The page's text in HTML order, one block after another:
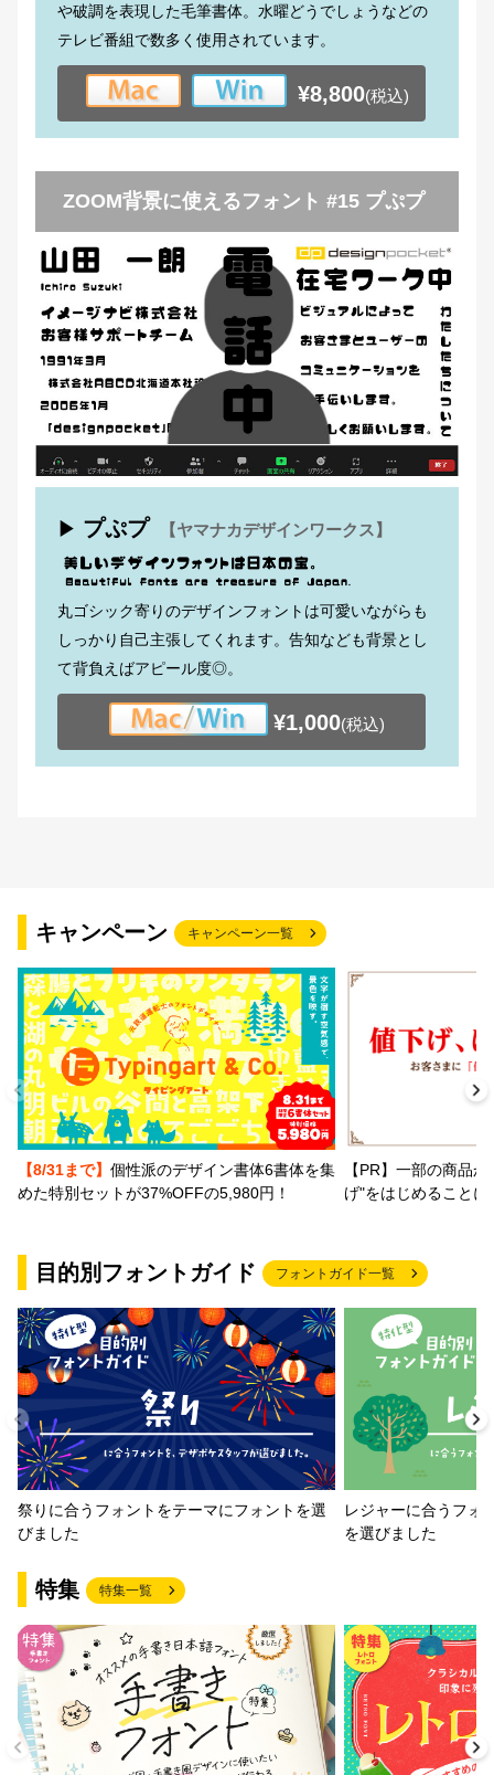
や破調を表現した毛筆書体。水曜どうでしょうなどの
テレビ番組で数多く使用されています。
¥8,800(税込)
ZOOM背景に使えるフォント #15 プぷプ
▶ プぷプ 【ヤマナカデザインワークス】
丸ゴシック寄りのデザインフォントは可愛いながらも
しっかり自己主張してくれます。告知なども背景とし
て背負えばアピール度◎。
¥1,000(税込)
キャンペーン キャンペーン一覧
【8/31まで】 個性派のデザイン書体6書体を集
めた特別セットが37%OFFの5,980円！
【PR】一部の商品
げ"をはじめること
目的別フォントガイド フォントガイド一覧
祭りに合うフォントをテーマにフォントを選
びました
レジャーに合うフォ
を選びました
特集 特集一覧